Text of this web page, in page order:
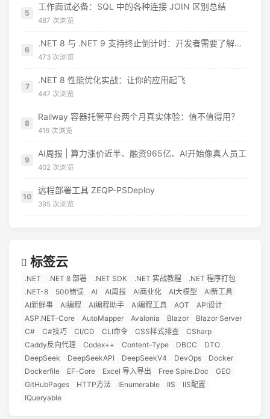
5
工作面试必备：SQL 中的各种连接 JOIN 区别总结
487 次浏览
6
.NET 8 与 .NET 9 支持终止倒计时：开发者需要了解什么
473 次浏览
7
.NET 8 性能优化实战：让你的应用起飞
447 次浏览
8
Railway 容器托管平台两个月真实体验：值不值得用？
416 次浏览
9
AI周报 | 算力涨价近半、融资965亿、AI开始像真人员工
402 次浏览
10
远程部署工具 ZEQP-PSDeploy
395 次浏览
标签云
.NET .NET 8 部署 .NET SDK .NET 实战教程
.NET 程序打包
.NET-8
500错误 AI AI周报 AI商业化 AI大模型
AI新工具
AI新鲜事
AI编程 AI编程助手 AI编程工具 AOT
API设计
ASP.NET-Core
AutoMapper Avalonia Blazor
Blazor Server
C#
C#技巧 CI/CD CLI命令 CSS样式排查
CSharp
Caddy反向代理
Codex++ Content-Type DBCC
DTO
DeepSeek
DeepSeekAPI DeepSeekV4 DevOps
Docker
Dockerfile
EF-Core Excel 导入导出 Free Spire.Doc
GEO
GitHubPages
HTTP方法 IEnumerable IIS
IIS配置
IQueryable